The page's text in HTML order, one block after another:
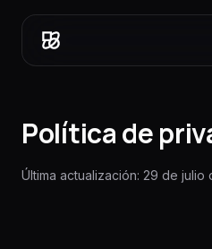
Saltar al contenido
Política de
Última actualización: 29 de julio